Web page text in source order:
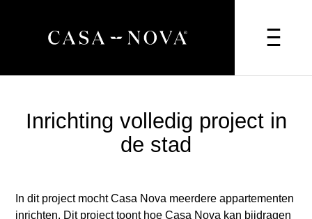
Inrichting volledig project in
de stad
In dit project mocht Casa Nova meerdere appartementen
inrichten. Dit project toont hoe Casa Nova kan bijdragen